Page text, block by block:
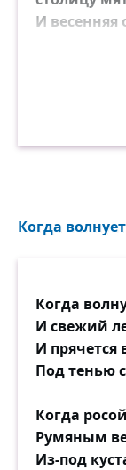
И весенняя
Что
Вот когда
Когда
Когда
И свежий
И прячется
Под тенью
Когда
Румяным
Из-под